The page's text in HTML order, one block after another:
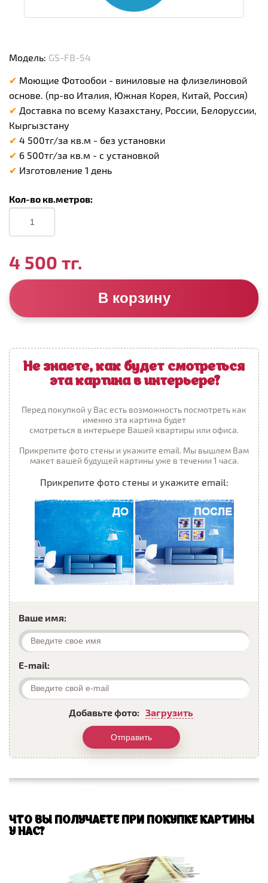
Модель: GS-FB-54
✔ Моющие Фотообои - виниловые на флизелиновой
основе. (пр-во Италия, Южная Корея, Китай, Россия)
✔ Доставка по всему Казахстану, России, Белоруссии,
Кыргызстану
✔ 4 500тг/за кв.м - без установки
✔ 6 500тг/за кв.м - с установкой
✔ Изготовление 1 день
Кол-во кв.метров:
4 500 тг.
В корзину
Не знаете, как будет смотреться
эта картина в интерьере?
Перед покупкой у Вас есть возможность посмотреть как
именно эта картина будет
смотреться в интерьере Вашей квартиры или офиса.
Прикрепите фото стены и укажите email. Мы вышлем Вам
макет вашей будущей картины уже в течении 1 часа.
Прикрепите фото стены и укажите email:
Ваше имя:
E-mail:
Добавьте фото: Загрузить
Отправить
ЧТО ВЫ ПОЛУЧАЕТЕ ПРИ ПОКУПКЕ КАРТИНЫ
У НАС?